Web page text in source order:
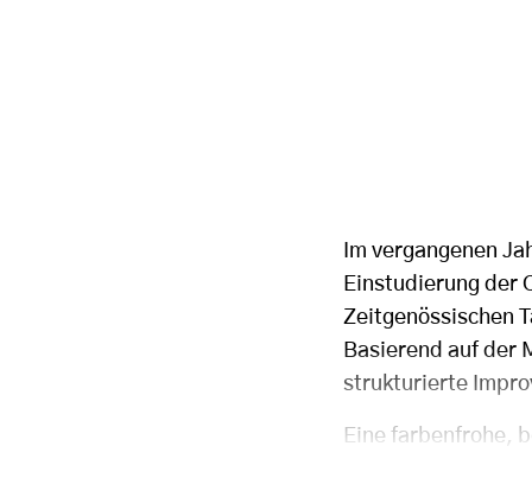
Im vergangenen
Einstudierung der
Zeitgenössischen
Basierend auf der
strukturierte
Eine farbenfrohe,